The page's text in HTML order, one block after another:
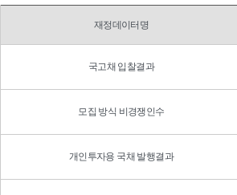
재정데이터명
국고채 입찰결과
모집 방식 비경쟁인수
개인투자용 국채 발행결과